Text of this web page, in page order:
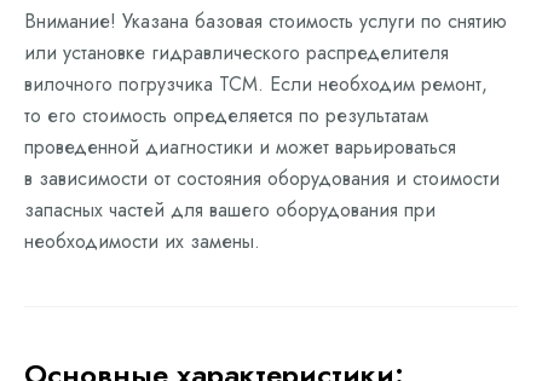
Внимание! Указана базовая стоимость услуги по снятию
или установке гидравлического распределителя
вилочного погрузчика TCM. Если необходим ремонт,
то его стоимость определяется по результатам
проведенной диагностики и может варьироваться
в зависимости от состояния оборудования и стоимости
запасных частей для вашего оборудования при
необходимости их замены.